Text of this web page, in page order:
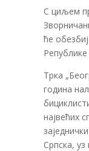
С циљем
ће
Републике
Трка
година
највећих
Српска, уз